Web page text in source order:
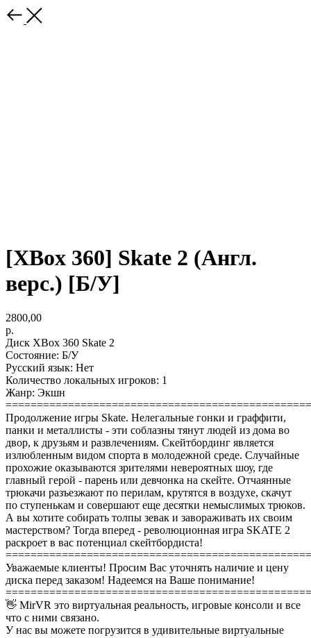
[XBox 360] Skate 2 (Англ.
верс.) [Б/У]
2800,00
р.
Диск XBox 360 Skate 2
Состояние: Б/У
Русский язык: Нет
Количество локальных игроков: 1
Жанр: Экшн
Продолжение игры Skate. Нелегальные гонки и граффити,
панки и металлисты - эти соблазны тянут людей из дома во
двор, к друзьям и развлечениям. Скейтбординг является
излюбленным видом спорта в молодежной среде. Случайные
прохожие оказываются зрителями невероятных шоу, где
главный герой - парень или девчонка на скейте. Отчаянные
трюкачи разъезжают по перилам, крутятся в воздухе, скачут
по ступенькам и совершают еще десятки немыслимых трюков.
А вы хотите собирать толпы зевак и завораживать их своим
мастерством? Тогда вперед - революционная игра SKATE 2
раскроет в вас потенциал скейтбордиста!
Уважаемые клиенты! Просим Вас уточнять наличие и цену
диска перед заказом! Надеемся на Ваше понимание!
👋 MirVR это виртуальная реальность, игровые консоли и все
что с ними связано.
У нас вы можете погрузится в удивительные виртуальные